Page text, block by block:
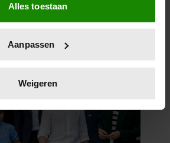
over uw geografische
paar meter nauwkeurig kan zijn
eigenschappen (fingerprinting)
in het
om content en advertenties te
Alles toestaan
Aanpassen
Weigeren